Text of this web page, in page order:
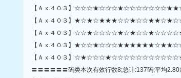
【Ａｘ４０３】
【Ａｘ４０３】
【Ａｘ４０３】
【Ａｘ４０３】
【Ａｘ４０３】
〓〓〓〓〓〓码类本次有效行数8;总计:137码;平均